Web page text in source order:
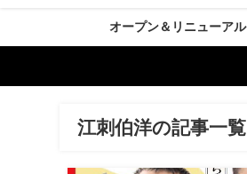
オープン＆リニューアル
江刺伯洋の記事一覧